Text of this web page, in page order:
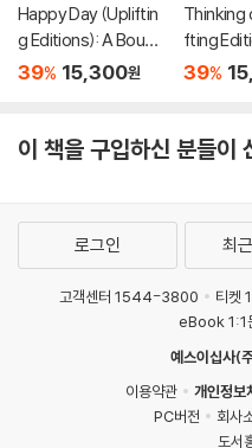
Happy Day (Upliftin
g Editions): A Bouqu
et in a Book (부케북 /
39% 15,300원
Thinking
fting
This
39%
이 책을 구입하신 분들이
로그인 최
고객센터 1544-3800 티켓
eBook 1:1
예스이십사(
이용약관
개인정보
PC버전
회사
도서